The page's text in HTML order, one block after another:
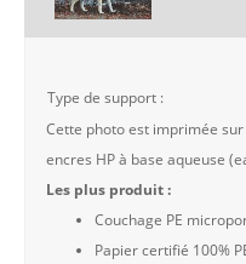
Type de support :
Cette photo est imprimée
encres HP à base aqueuse
Les plus produit :
Couchage PE
Papier certifié 100%